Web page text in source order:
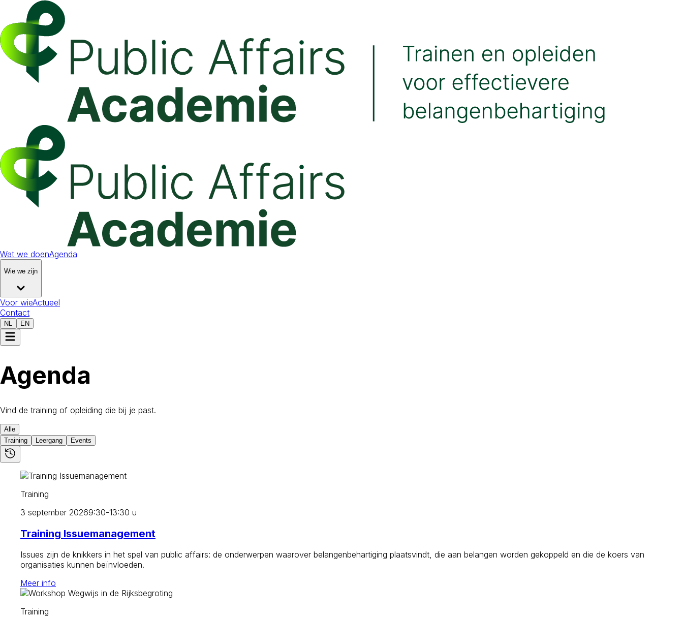
Wat we doenAgenda
Wie we zijn
Voor wieActueel
Contact
NL EN
Agenda
Vind de training of opleiding die bij je past.
Alle
Training
Leergang Events
Training
3 september 20269:30-13:30 u
Training Issuemanagement
Issues zijn de knikkers in het spel van public affairs: de onderwerpen waarover belangenbehartiging plaatsvindt, die aan belangen worden gekoppeld en die de koers van
organisaties kunnen beïnvloeden.
Meer info
Training